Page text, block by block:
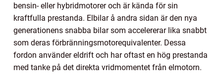
bensin- eller hybridmotorer och är kända för sin
kraftfulla prestanda. Elbilar å andra sidan är den nya
generationens snabba bilar som accelererar lika snabbt
som deras förbränningsmotorequivalenter. Dessa
fordon använder eldrift och har oftast en hög prestanda
med tanke på det direkta vridmomentet från elmotorn.